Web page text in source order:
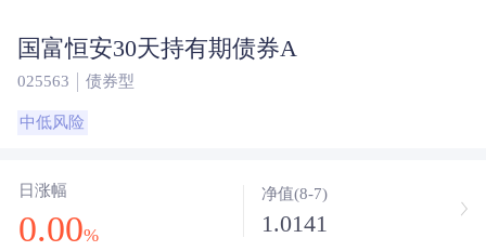
国富恒安30天持有期债券A
025563 债券型
中低风险
日涨幅
0.00%
净值(8-7)
1.0141